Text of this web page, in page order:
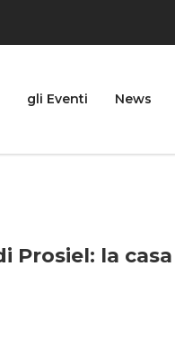
gli Eventi News
Prosiel: la